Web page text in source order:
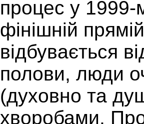
процес у 1999-
фінішній
відбувається
полови, люди
(духовно та
хворобами.